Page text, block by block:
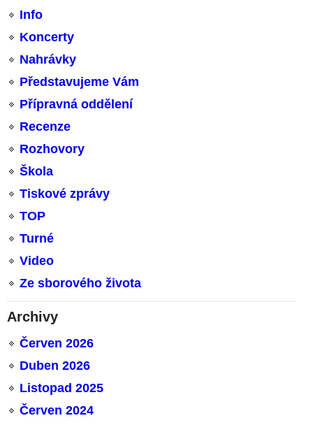
Info
Koncerty
Nahrávky
Představujeme Vám
Přípravná oddělení
Recenze
Rozhovory
Škola
Tiskové zprávy
TOP
Turné
Video
Ze sborového života
Archivy
Červen 2026
Duben 2026
Listopad 2025
Červen 2024